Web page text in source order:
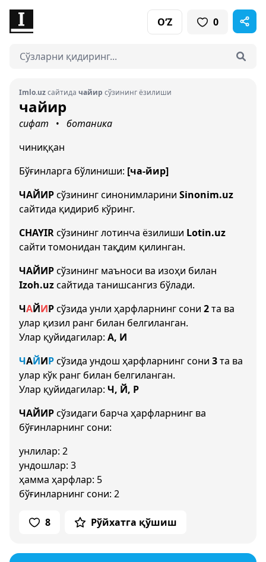
O‘Z 0
Imlo.uzсайтида чайир сўзининг ёзилиши
чайир
сифат •
ботаника
чиниққан
Бўғинларга бўлиниши: [ча-йир]
ЧАЙИРсўзининг синонимларини Sinonim.uz
сайтида қидириб кўринг.
CHAYIRсўзининг лотинча ёзилиши Lotin.uz
сайти томонидан тақдим қилинган.
ЧАЙИРсўзининг маъноси ва изоҳи билан
Izoh.uzсайтида танишсангиз бўлади.
ЧАЙИРсўзида унли ҳарфларнинг сони 2та ва
улар қизил ранг билан белгиланган.
Улар қуйидагилар: А, И
ЧАЙИРсўзида ундош ҳарфларнинг сони 3та ва
улар кўк ранг билан белгиланган.
Улар қуйидагилар: Ч, Й, Р
ЧАЙИРсўзидаги барча ҳарфларнинг ва
бўғинларнинг сони:
унлилар: 2
ундошлар: 3
ҳамма ҳарфлар: 5
бўғинларнинг сони: 2
8 Рўйхатга қўшиш